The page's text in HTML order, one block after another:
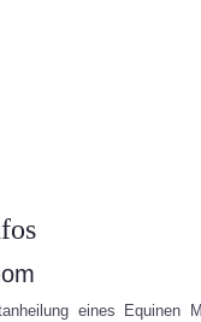
eines Equinen